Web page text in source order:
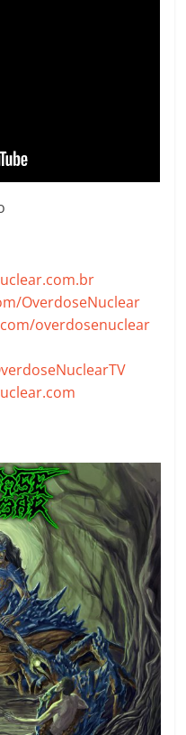
OverdoseNuclear
overdosenuclear